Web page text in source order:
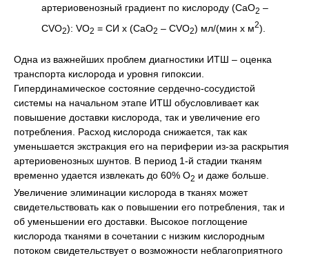
артериовенозный градиент по кислороду (СаО2 –
СVО2): VО2 = СИ х (СаО2 – СVО2) мл/(мин х м2).
Одна из важнейших проблем диагностики ИТШ – оценка
транспорта кислорода и уровня гипоксии.
Гипердинамическое состояние сердечно-сосудистой
системы на начальном этапе ИТШ обусловливает как
повышение доставки кислорода, так и увеличение его
потребления. Расход кислорода снижается, так как
уменьшается экстракция его на периферии из-за раскрытия
артериовенозных шунтов. В период 1-й стадии тканям
временно удается извлекать до 60% О2 и даже больше.
Увеличение элиминации кислорода в тканях может
свидетельствовать как о повышении его потребления, так и
об уменьшении его доставки. Высокое поглощение
кислорода тканями в сочетании с низким кислородным
потоком свидетельствует о возможности неблагоприятного